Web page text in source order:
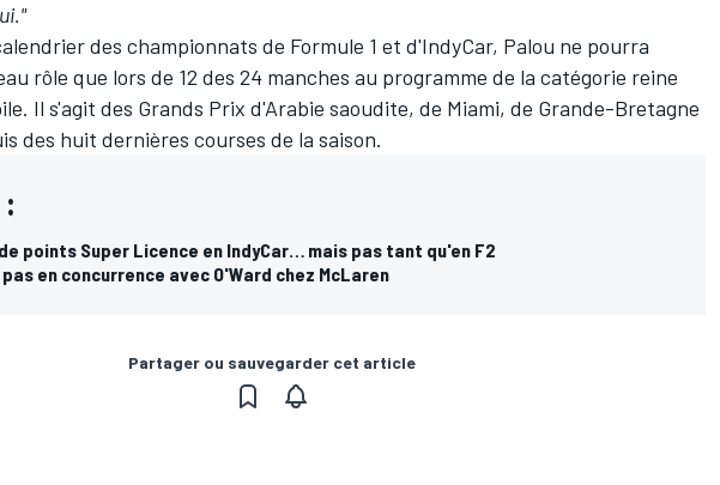
des championnats de Formule 1 et d'IndyCar, Palou ne pourra
rôle que lors de 12 des 24 manches au programme de la catégorie reine
Il s'agit des Grands Prix d'Arabie saoudite, de Miami, de Grande-Bretagne
des huit dernières courses de la saison.
points Super Licence en IndyCar… mais pas tant qu'en F2
en concurrence avec O'Ward chez McLaren
Partager ou sauvegarder cet article